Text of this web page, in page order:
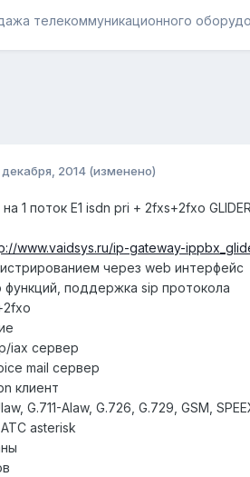
телекоммуникационного
декабря, 2014 (изменено)
1 поток E1 isdn pri + 2fxs+2fxo
www.vaidsys.ru/ip-gateway-
через web интерфейс
функций, поддержка sip протокола
iax сервер
mail сервер
клиент
G.711-Alaw, G.726, G.729, GSM,
asterisk